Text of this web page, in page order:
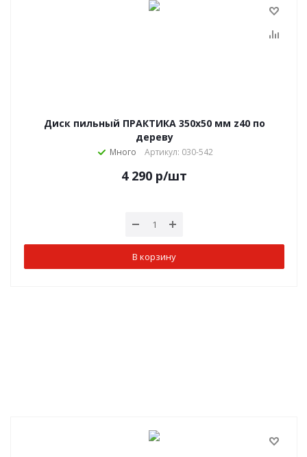
Диск пильный ПРАКТИКА 350х50 мм z40 по
дереву
Много Артикул: 030-542
4 290 р/шт
В корзину